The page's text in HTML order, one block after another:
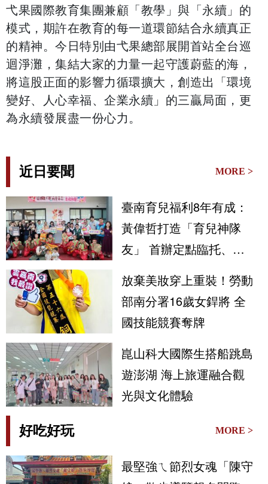
弋果國際教育集團兼顧「教學」與「永續」的
模式，期許在教育的每一道環節結合永續真正
的精神。今日特別由弋果總部展開首站全台巡
迴淨灘，集結大家的力量一起守護蔚藍的海，
將這股正面的影響力循環擴大，創造出「環境
變好、人心幸福、企業永續」的三贏局面，更
為永續發展盡一份心力。
近日要聞 MORE >
臺南育兒福利8年有成：
黃偉哲打造「育兒神隊
友」 首辦定點臨托、育
放棄美妝穿上重裝！勞動
部南分署16歲女銲將 全
國技能競賽奪牌
崑山科大國際生搭船跳島
遊澎湖 海上旅運融合觀
光與文化體驗
好吃好玩 MORE >
最堅強ㄟ節烈女魂「陳守